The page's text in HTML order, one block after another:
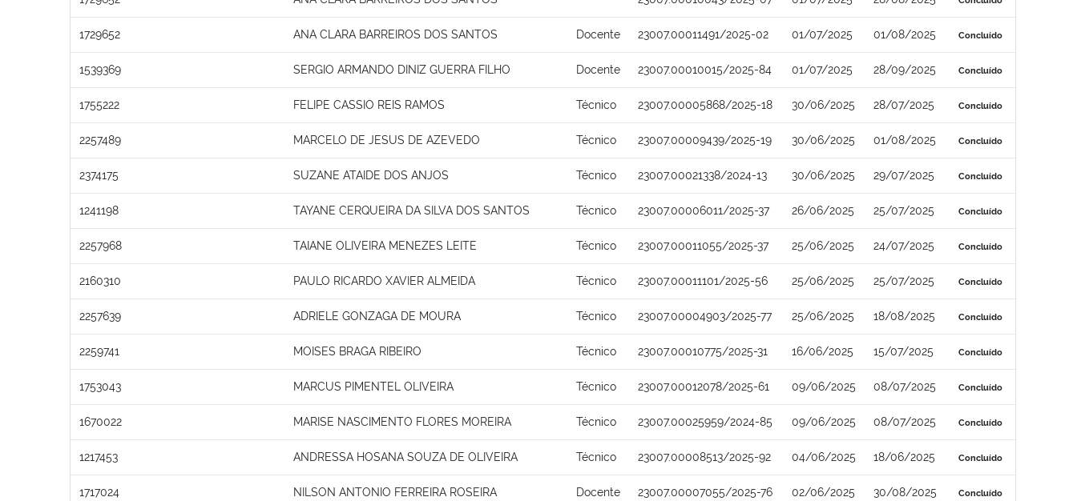
1729652 ANA CLARA BARREIROS DOS SANTOS Docente 23007.00011491/2025-02 01/07/2025 01/08/2025 Concluído
1539369 SERGIO ARMANDO DINIZ GUERRA FILHO Docente 23007.00010015/2025-84 01/07/2025 28/09/2025 Concluído
1755222 FELIPE CASSIO REIS RAMOS Técnico 23007.00005868/2025-18 30/06/2025 28/07/2025 Concluído
2257489 MARCELO DE JESUS DE AZEVEDO Técnico 23007.00009439/2025-19 30/06/2025 01/08/2025 Concluído
2374175 SUZANE ATAIDE DOS ANJOS Técnico 23007.00021338/2024-13 30/06/2025 29/07/2025 Concluído
1241198 TAYANE CERQUEIRA DA SILVA DOS SANTOS Técnico 23007.00006011/2025-37 26/06/2025 25/07/2025 Concluído
2257968 TAIANE OLIVEIRA MENEZES LEITE Técnico 23007.00011055/2025-37 25/06/2025 24/07/2025 Concluído
2160310 PAULO RICARDO XAVIER ALMEIDA Técnico 23007.00011101/2025-56 25/06/2025 25/07/2025 Concluído
2257639 ADRIELE GONZAGA DE MOURA Técnico 23007.00004903/2025-77 25/06/2025 18/08/2025 Concluído
2259741 MOISES BRAGA RIBEIRO Técnico 23007.00010775/2025-31 16/06/2025 15/07/2025 Concluído
1753043 MARCUS PIMENTEL OLIVEIRA Técnico 23007.00012078/2025-61 09/06/2025 08/07/2025 Concluído
1670022 MARISE NASCIMENTO FLORES MOREIRA Técnico 23007.00025959/2024-85 09/06/2025 08/07/2025 Concluído
1217453 ANDRESSA HOSANA SOUZA DE OLIVEIRA Técnico 23007.00008513/2025-92 04/06/2025 18/06/2025 Concluído
1717024 NILSON ANTONIO FERREIRA ROSEIRA Docente 23007.00007055/2025-76 02/06/2025 30/08/2025 Concluído